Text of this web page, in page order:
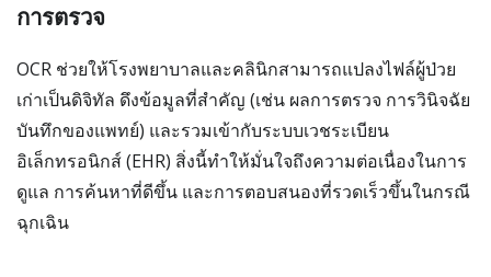
การตรวจ
OCR ช่วยให้โรงพยาบาลและคลินิกสามารถแปลงไฟล์ผู้ป่วย
เก่าเป็นดิจิทัล ดึงข้อมูลที่สำคัญ (เช่น ผลการตรวจ การวินิจฉัย
บันทึกของแพทย์) และรวมเข้ากับระบบเวชระเบียน
อิเล็กทรอนิกส์ (EHR) สิ่งนี้ทำให้มั่นใจถึงความต่อเนื่องในการ
ดูแล การค้นหาที่ดีขึ้น และการตอบสนองที่รวดเร็วขึ้นในกรณี
ฉุกเฉิน